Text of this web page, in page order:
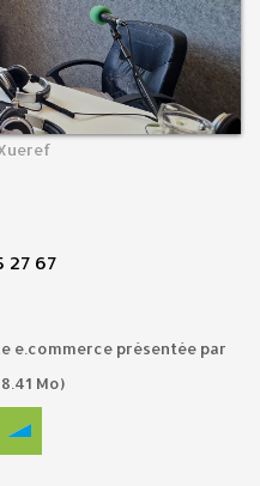
27 67
e.commerce présentée par
Mo)